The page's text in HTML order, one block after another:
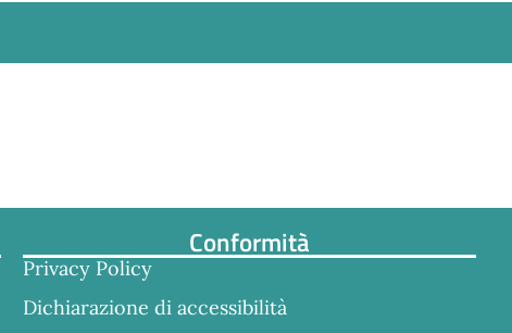
Conformità
Privacy Policy
Dichiarazione di accessibilità